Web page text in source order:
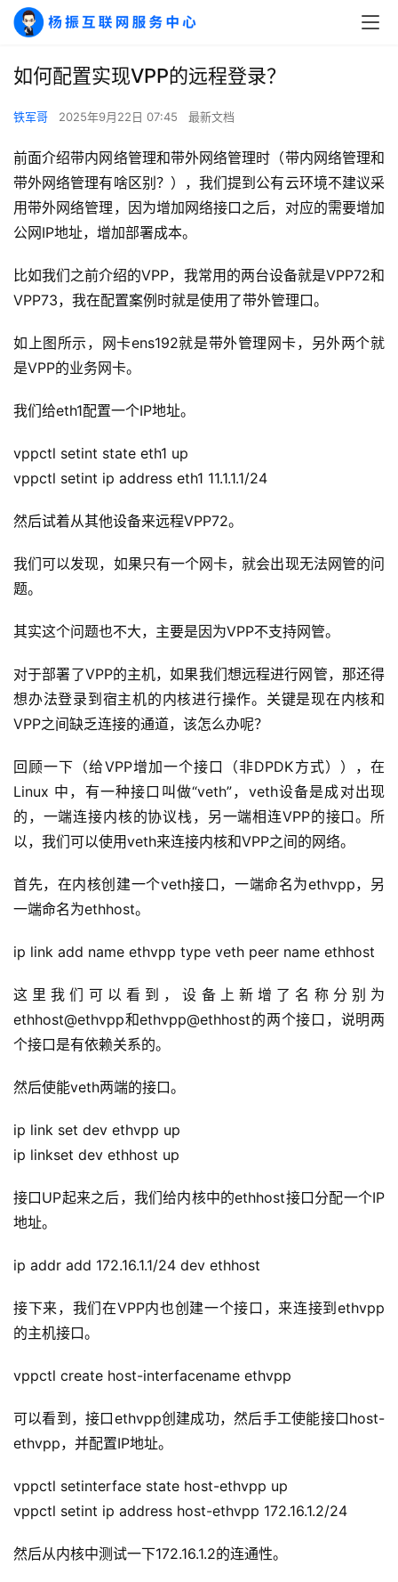
A
实
干
运
记
经
教
软
应
用
服
登录 注册
如何配置实现VPP的远程登录？
铁军哥 2025年9月22日 07:45 最新文档
前面介绍带内网络管理和带外网络管理时（带内网络管理和
带外网络管理有啥区别？），我们提到公有云环境不建议采
用带外网络管理，因为增加网络接口之后，对应的需要增加
公网IP地址，增加部署成本。
比如我们之前介绍的VPP，我常用的两台设备就是VPP72和
VPP73，我在配置案例时就是使用了带外管理口。
如上图所示，网卡ens192就是带外管理网卡，另外两个就
是VPP的业务网卡。
我们给eth1配置一个IP地址。
vppctl setint state eth1 up
vppctl setint ip address eth1 11.1.1.1/24
然后试着从其他设备来远程VPP72。
我们可以发现，如果只有一个网卡，就会出现无法网管的问
题。
其实这个问题也不大，主要是因为VPP不支持网管。
对于部署了VPP的主机，如果我们想远程进行网管，那还得
想办法登录到宿主机的内核进行操作。关键是现在内核和
VPP之间缺乏连接的通道，该怎么办呢？
回顾一下（给VPP增加一个接口（非DPDK方式）），在
Linux 中，有一种接口叫做“veth”，veth设备是成对出现
的，一端连接内核的协议栈，另一端相连VPP的接口。所
以，我们可以使用veth来连接内核和VPP之间的网络。
首先，在内核创建一个veth接口，一端命名为ethvpp，另
一端命名为ethhost。
ip link add name ethvpp type veth peer name ethhost
这里我们可以看到，设备上新增了名称分别为
ethhost@ethvpp和ethvpp@ethhost的两个接口，说明两
个接口是有依赖关系的。
然后使能veth两端的接口。
ip link set dev ethvpp up
ip linkset dev ethhost up
接口UP起来之后，我们给内核中的ethhost接口分配一个IP
地址。
ip addr add 172.16.1.1/24 dev ethhost
接下来，我们在VPP内也创建一个接口，来连接到ethvpp
的主机接口。
vppctl create host-interfacename ethvpp
可以看到，接口ethvpp创建成功，然后手工使能接口host-
ethvpp，并配置IP地址。
vppctl setinterface state host-ethvpp up
vppctl setint ip address host-ethvpp 172.16.1.2/24
然后从内核中测试一下172.16.1.2的连通性。